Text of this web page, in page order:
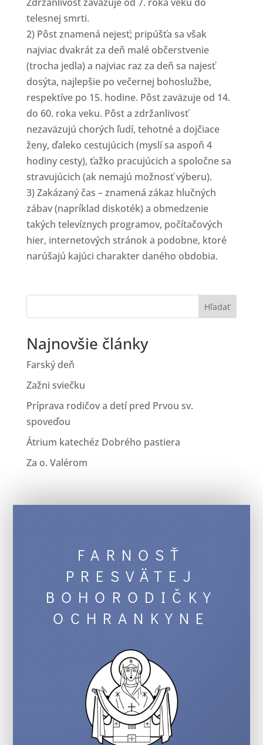
telesnej smrti.
2) Pôst znamená nejesť; pripúšťa sa však
najviac dvakrát za deň malé občerstvenie
(trocha jedla) a najviac raz za deň sa najesť
dosýta, najlepšie po večernej bohoslužbe,
respektíve po 15. hodine. Pôst zaväzuje od 14.
do 60. roka veku. Pôst a zdržanlivosť
nezaväzujú chorých ľudí, tehotné a dojčiace
ženy, ďaleko cestujúcich (myslí sa aspoň 4
hodiny cesty), ťažko pracujúcich a spoločne sa
stravujúcich (ak nemajú možnosť výberu).
3) Zakázaný čas – znamená zákaz hlučných
zábav (napríklad diskoték) a obmedzenie
takých televíznych programov, počítačových
hier, internetových stránok a podobne, ktoré
narúšajú kajúci charakter daného obdobia.
Hľadať
Najnovšie články
Farský deň
Zažni sviečku
Príprava rodičov a detí pred Prvou sv.
spoveďou
Átrium katechéz Dobrého pastiera
Za o. Valérom
FARNOSŤ
PRESVÄTEJ
BOHORODIČKY
OCHRANKYNE